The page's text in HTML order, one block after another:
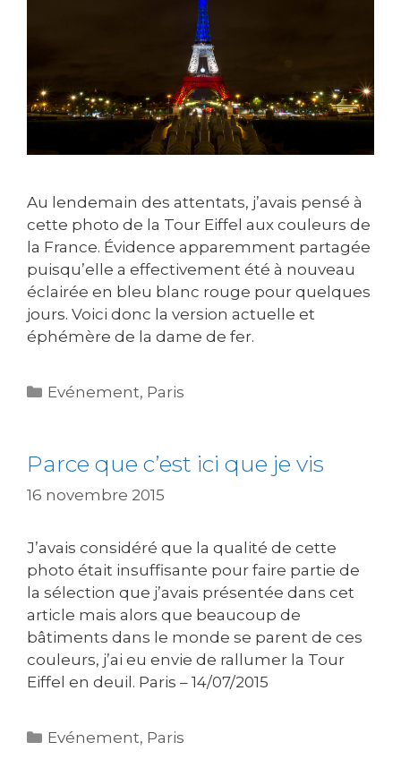
Au lendemain des attentats, j’avais pensé à
cette photo de la Tour Eiffel aux couleurs de
la France. Évidence apparemment partagée
puisqu’elle a effectivement été à nouveau
éclairée en bleu blanc rouge pour quelques
jours. Voici donc la version actuelle et
éphémère de la dame de fer.
Catégories
Evénement, Paris
Parce que c’est ici que je vis
16 novembre 2015
J’avais considéré que la qualité de cette
photo était insuffisante pour faire partie de
la sélection que j’avais présentée dans cet
article mais alors que beaucoup de
bâtiments dans le monde se parent de ces
couleurs, j’ai eu envie de rallumer la Tour
Eiffel en deuil. Paris – 14/07/2015
Catégories
Evénement, Paris